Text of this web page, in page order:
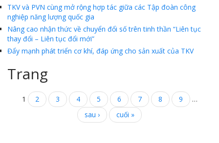
TKV và PVN cùng mở rộng hợp tác giữa các Tập đoàn công
nghiệp năng lượng quốc gia
Nâng cao nhận thức về chuyển đổi số trên tinh thần “Liên tục
thay đổi – Liên tục đổi mới”
Đẩy mạnh phát triển cơ khí, đáp ứng cho sản xuất của TKV
Trang
1 2 3 4 5 6 7 8 9
…
sau ›
cuối »